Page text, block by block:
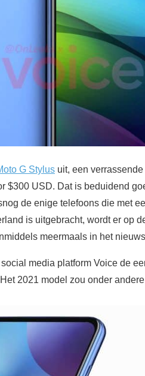
G Stylus uit, een
$300 USD. Dat is beduidend
de enige telefoons die met
is uitgebracht, wordt er op
meermaals in het
media platform Voice de
2021 model zou onder